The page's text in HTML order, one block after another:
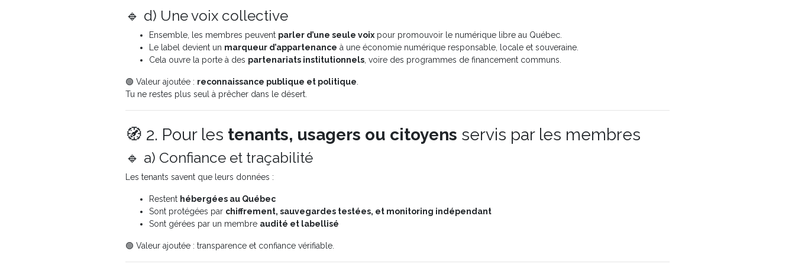
🔹 d) Une voix collective
Ensemble, les membres peuvent parler d’une seule voix pour promouvoir le numérique libre au Québec.
Le label devient un marqueur d’appartenance à une économie numérique responsable, locale et souveraine.
Cela ouvre la porte à des partenariats institutionnels , voire des programmes de financement communs.
🟢 Valeur ajoutée : reconnaissance publique et politique
Tu ne restes plus seul à prêcher dans le désert.
🧭 2. Pour les tenants, usagers ou citoyens servis par les membres
🔹 a) Confiance et traçabilité
Les tenants savent que leurs données :
Restent hébergées au Québec
Sont protégées par chiffrement, sauvegardes testées, et monitoring indépendant
Sont gérées par un membre audité et labellisé
🟢 Valeur ajoutée : transparence et confiance vérifiable.